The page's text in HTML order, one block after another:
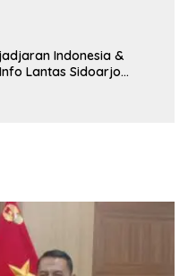
Indonesia &
Lantas Sidoarjo